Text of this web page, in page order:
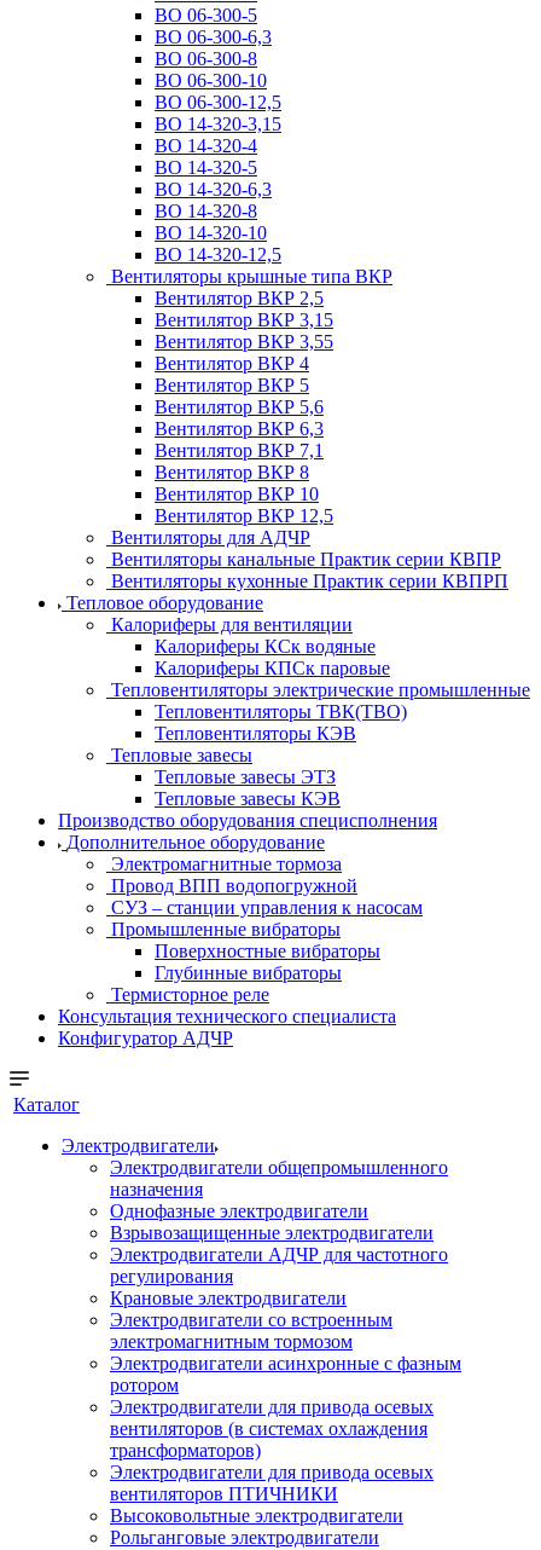
ВО 06-300-5
ВО 06-300-6,3
ВО 06-300-8
ВО 06-300-10
ВО 06-300-12,5
ВО 14-320-3,15
ВО 14-320-4
ВО 14-320-5
ВО 14-320-6,3
ВО 14-320-8
ВО 14-320-10
ВО 14-320-12,5
Вентиляторы крышные типа ВКР
Вентилятор ВКР 2,5
Вентилятор ВКР 3,15
Вентилятор ВКР 3,55
Вентилятор ВКР 4
Вентилятор ВКР 5
Вентилятор ВКР 5,6
Вентилятор ВКР 6,3
Вентилятор ВКР 7,1
Вентилятор ВКР 8
Вентилятор ВКР 10
Вентилятор ВКР 12,5
Вентиляторы для АДЧР
Вентиляторы канальные Практик серии КВПР
Вентиляторы кухонные Практик серии КВПРП
Тепловое оборудование
Калориферы для вентиляции
Калориферы КСк водяные
Калориферы КПСк паровые
Тепловентиляторы электрические промышленные
Тепловентиляторы ТВК(ТВО)
Тепловентиляторы КЭВ
Тепловые завесы
Тепловые завесы ЭТЗ
Тепловые завесы КЭВ
Производство оборудования специсполнения
Дополнительное оборудование
Электромагнитные тормоза
Провод ВПП водопогружной
СУЗ – станции управления к насосам
Промышленные вибраторы
Поверхностные вибраторы
Глубинные вибраторы
Термисторное реле
Консультация технического специалиста
Конфигуратор АДЧР
Каталог
Электродвигатели
Электродвигатели общепромышленного
назначения
Однофазные электродвигатели
Взрывозащищенные электродвигатели
Электродвигатели АДЧР для частотного
регулирования
Крановые электродвигатели
Электродвигатели со встроенным
электромагнитным тормозом
Электродвигатели асинхронные с фазным
ротором
Электродвигатели для привода осевых
вентиляторов (в системах охлаждения
трансформаторов)
Электродвигатели для привода осевых
вентиляторов ПТИЧНИКИ
Высоковольтные электродвигатели
Рольганговые электродвигатели